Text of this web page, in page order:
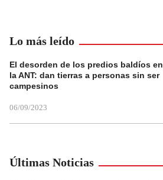
Lo más leído
El desorden de los predios baldíos en
la ANT: dan tierras a personas sin ser
campesinos
06/09/2023
Últimas Noticias